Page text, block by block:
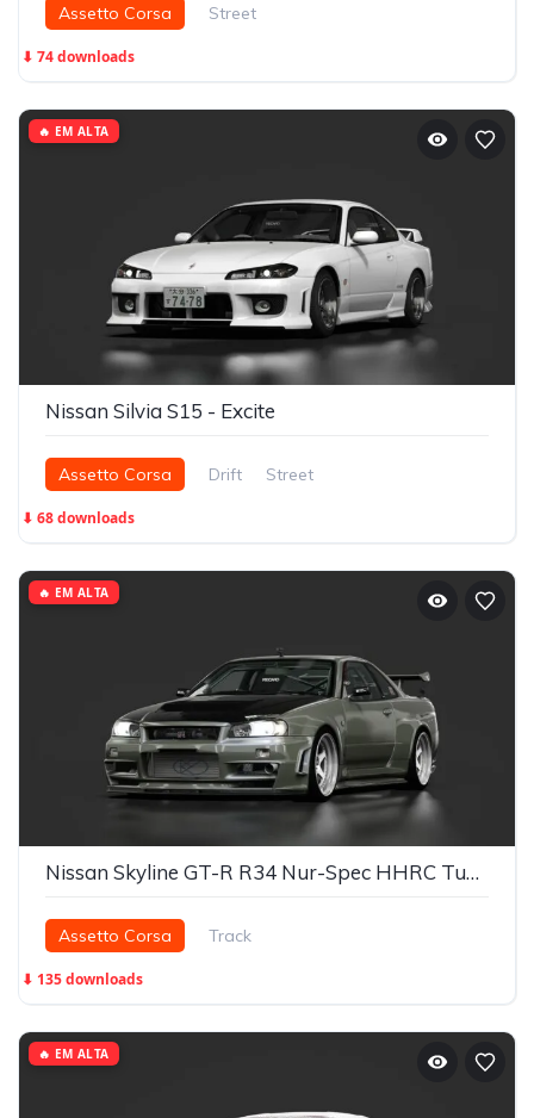
Assetto Corsa Street
⬇ 74 downloads
Nissan Silvia S15 - Excite
Assetto Corsa Drift Street
⬇ 68 downloads
🔥 EM ALTA
Nissan Skyline GT-R R34 Nur-Spec HHRC Tuned
Assetto Corsa Track
⬇ 135 downloads
🔥 EM ALTA
🔥 EM ALTA